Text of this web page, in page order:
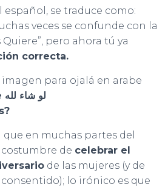
se traduce como:
veces se confunde con la
pero ahora tú ya
correcta.
Ojalá del árabe لو شاء لله
que en muchas partes del
de celebrar el
de las mujeres (y de
lo irónico es que